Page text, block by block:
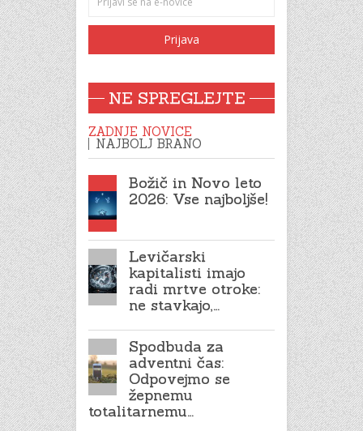
NE SPREGLEJTE
ZADNJE NOVICE
NAJBOLJ BRANO
Božič in Novo leto
2026: Vse najboljše!
Levičarski
kapitalisti imajo
radi mrtve otroke:
ne stavkajo,…
Spodbuda za
adventni čas:
Odpovejmo se
žepnemu
totalitarnemu…